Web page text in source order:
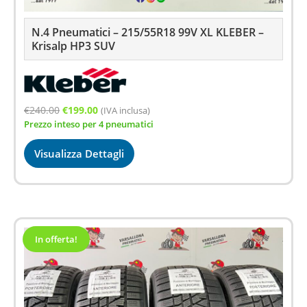
N.4 Pneumatici – 215/55R18 99V XL KLEBER –
Krisalp HP3 SUV
€240.00 Il
prezzo
€240.00.
€199.00Il
prezzo
attuale
€199.00.
(IVA inclusa)
Prezzo inteso per 4 pneumatici
Visualizza Dettagli
In offerta!